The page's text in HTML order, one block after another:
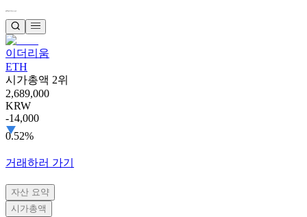
이더리움
ETH
시가총액 2위
2,689,000
KRW
-14,000
0.52%
거래하러 가기
자산 요약
시가총액